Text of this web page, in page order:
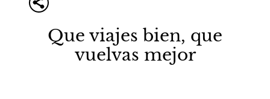
Que viajes bien, que
vuelvas mejor